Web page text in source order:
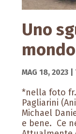
Uno
MAG 18, 2023|
*nella foto
Pagliarini
Michael
e bene. Ce